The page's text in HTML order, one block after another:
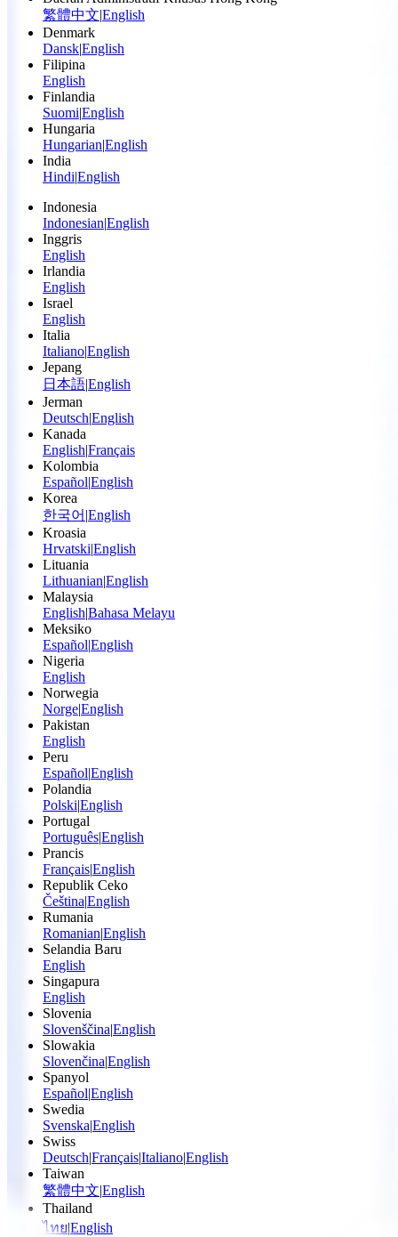
繁體中文|English
Denmark
Dansk|English
Filipina
English
Finlandia
Suomi|English
Hungaria
Hungarian|English
India
Hindi|English
Indonesia
Indonesian|English
Inggris
English
Irlandia
English
Israel
English
Italia
Italiano|English
Jepang
日本語|English
Jerman
Deutsch|English
Kanada
English|Français
Kolombia
Español|English
Korea
한국어 |English
Kroasia
Hrvatski|English
Lituania
Lithuanian|English
Malaysia
English|Bahasa Melayu
Meksiko
Español|English
Nigeria
English
Norwegia
Norge|English
Pakistan
English
Peru
Español|English
Polandia
Polski|English
Portugal
Português|English
Prancis
Français|English
Republik Ceko
Čeština|English
Rumania
Romanian|English
Selandia Baru
English
Singapura
English
Slovenia
Slovenščina|English
Slowakia
Slovenčina|English
Spanyol
Español|English
Swedia
Svenska|English
Swiss
Deutsch|Français|Italiano|English
Taiwan
繁體中文|English
Thailand
ไทย|English